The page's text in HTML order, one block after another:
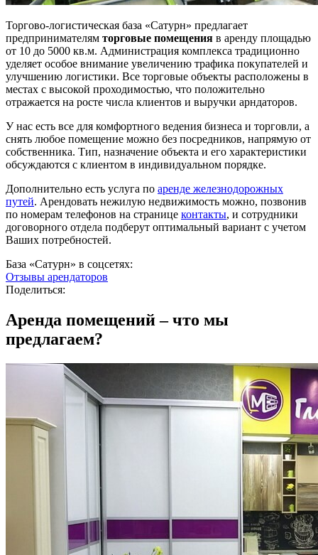
Торгово-логистическая база «Сатурн» предлагает
предпринимателям торговые помещения в аренду площадью
от 10 до 5000 кв.м. Администрация комплекса традиционно
уделяет особое внимание увеличению трафика покупателей и
улучшению логистики. Все торговые объекты расположены в
местах с высокой проходимостью, что положительно
отражается на росте числа клиентов и выручки арндаторов.
У нас есть все для комфортного ведения бизнеса и торговли, а
снять любое помещение можно без посредников, напрямую от
собственника. Тип, назначение объекта и его характеристики
обсуждаются с клиентом в индивидуальном порядке.
Дополнительно есть услуга по аренде железнодорожных
путей. Арендовать нежилую недвижимость можно, позвонив
по номерам телефонов на странице контакты, и сотрудники
договорного отдела подберут оптимальный вариант с учетом
Ваших потребностей.
База «Сатурн» в соцсетях:
Отзывы арендаторов
Поделиться:
Аренда помещений –что мы
предлагаем?